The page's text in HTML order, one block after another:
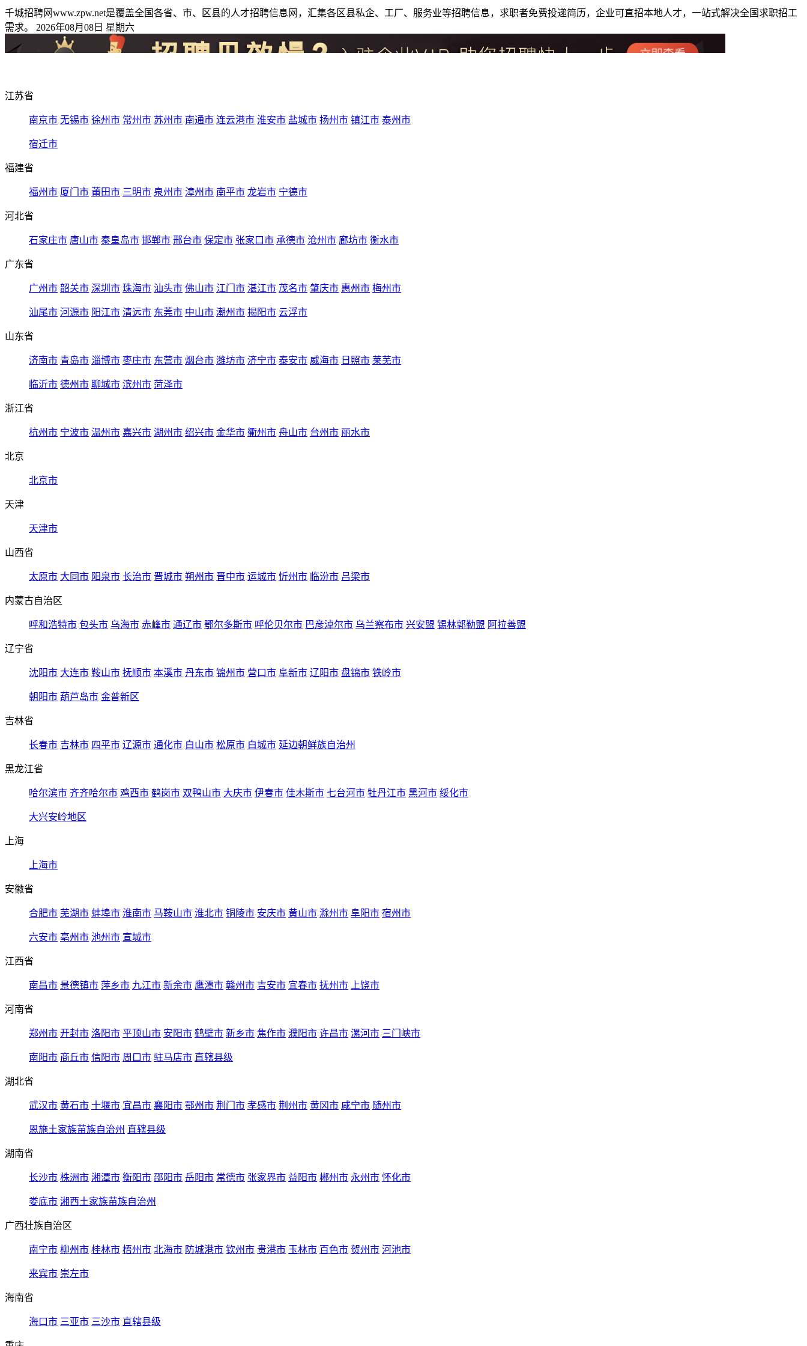
千城招聘网www.zpw.net是覆盖全国各省、市、区县的人才招聘信息网，汇集各区县私企、工厂、服务业等招聘信息，求职者免费投递简历，企业可直招本地人才，一站式解决全国求职招工
需求。 2026年08月08日 星期六
江苏省
南京市 无锡市 徐州市 常州市 苏州市 南通市 连云港市 淮安市 盐城市 扬州市 镇江市 泰州市
宿迁市
福建省
福州市 厦门市 莆田市 三明市 泉州市 漳州市 南平市 龙岩市 宁德市
河北省
石家庄市 唐山市 秦皇岛市 邯郸市 邢台市 保定市 张家口市 承德市 沧州市 廊坊市 衡水市
广东省
广州市 韶关市 深圳市 珠海市 汕头市 佛山市 江门市 湛江市 茂名市 肇庆市 惠州市 梅州市
汕尾市 河源市 阳江市 清远市 东莞市 中山市 潮州市 揭阳市 云浮市
山东省
济南市 青岛市 淄博市 枣庄市 东营市 烟台市 潍坊市 济宁市 泰安市 威海市 日照市 莱芜市
临沂市 德州市 聊城市 滨州市 菏泽市
浙江省
杭州市 宁波市 温州市 嘉兴市 湖州市 绍兴市 金华市 衢州市 舟山市 台州市 丽水市
北京
北京市
天津
天津市
山西省
太原市 大同市 阳泉市 长治市 晋城市 朔州市 晋中市 运城市 忻州市 临汾市 吕梁市
内蒙古自治区
呼和浩特市 包头市 乌海市 赤峰市 通辽市 鄂尔多斯市 呼伦贝尔市 巴彦淖尔市 乌兰察布市 兴安盟 锡林郭勒盟 阿拉善盟
辽宁省
沈阳市 大连市 鞍山市 抚顺市 本溪市 丹东市 锦州市 营口市 阜新市 辽阳市 盘锦市 铁岭市
朝阳市 葫芦岛市 金普新区
吉林省
长春市 吉林市 四平市 辽源市 通化市 白山市 松原市 白城市 延边朝鲜族自治州
黑龙江省
哈尔滨市 齐齐哈尔市 鸡西市 鹤岗市 双鸭山市 大庆市 伊春市 佳木斯市 七台河市 牡丹江市 黑河市 绥化市
大兴安岭地区
上海
上海市
安徽省
合肥市 芜湖市 蚌埠市 淮南市 马鞍山市 淮北市 铜陵市 安庆市 黄山市 滁州市 阜阳市 宿州市
六安市 亳州市 池州市 宣城市
江西省
南昌市 景德镇市 萍乡市 九江市 新余市 鹰潭市 赣州市 吉安市 宜春市 抚州市 上饶市
河南省
郑州市 开封市 洛阳市 平顶山市 安阳市 鹤壁市 新乡市 焦作市 濮阳市 许昌市 漯河市 三门峡市
南阳市 商丘市 信阳市 周口市 驻马店市 直辖县级
湖北省
武汉市 黄石市 十堰市 宜昌市 襄阳市 鄂州市 荆门市 孝感市 荆州市 黄冈市 咸宁市 随州市
恩施土家族苗族自治州 直辖县级
湖南省
长沙市 株洲市 湘潭市 衡阳市 邵阳市 岳阳市 常德市 张家界市 益阳市 郴州市 永州市 怀化市
娄底市 湘西土家族苗族自治州
广西壮族自治区
南宁市 柳州市 桂林市 梧州市 北海市 防城港市 钦州市 贵港市 玉林市 百色市 贺州市 河池市
来宾市 崇左市
海南省
海口市 三亚市 三沙市 直辖县级